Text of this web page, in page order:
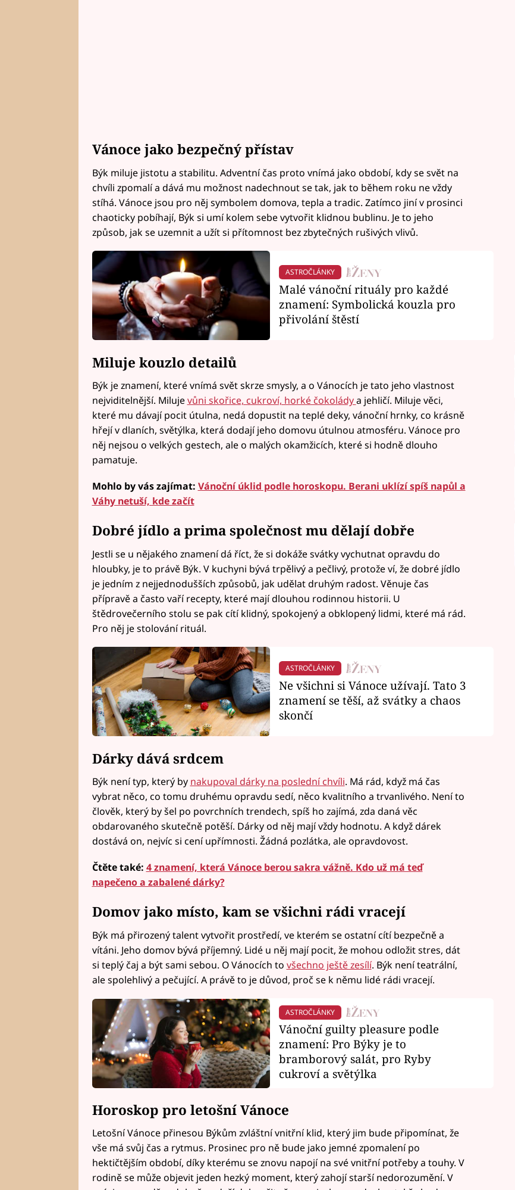
Vánoce jako bezpečný přístav
Býk miluje jistotu a stabilitu. Adventní čas proto vnímá jako období, kdy se svět na
chvíli zpomalí a dává mu možnost nadechnout se tak, jak to během roku ne vždy
stíhá. Vánoce jsou pro něj symbolem domova, tepla a tradic. Zatímco jiní v prosinci
chaoticky pobíhají, Býk si umí kolem sebe vytvořit klidnou bublinu. Je to jeho
způsob, jak se uzemnit a užít si přítomnost bez zbytečných rušivých vlivů.
ASTROČLÁNKY
Malé vánoční rituály pro každé
znamení: Symbolická kouzla pro
přivolání štěstí
Miluje kouzlo detailů
Býk je znamení, které vnímá svět skrze smysly, a o Vánocích je tato jeho vlastnost
nejviditelnější. Milujevůni skořice, cukroví, horké čokoládya jehličí. Miluje věci,
které mu dávají pocit útulna, nedá dopustit na teplé deky, vánoční hrnky, co krásně
hřejí v dlaních, světýlka, která dodají jeho domovu útulnou atmosféru. Vánoce pro
něj nejsou o velkých gestech, ale o malých okamžicích, které si hodně dlouho
pamatuje.
Mohlo by vás zajímat: Vánoční úklid podle horoskopu. Berani uklízí spíš napůl a
Váhy netuší, kde začít
Dobré jídlo a prima společnost mu dělají dobře
Jestli se u nějakého znamení dá říct, že si dokáže svátky vychutnat opravdu do
hloubky, je to právě Býk. V kuchyni bývá trpělivý a pečlivý, protože ví, že dobré jídlo
je jedním z nejjednodušších způsobů, jak udělat druhým radost. Věnuje čas
přípravě a často vaří recepty, které mají dlouhou rodinnou historii. U
štědrovečerního stolu se pak cítí klidný, spokojený a obklopený lidmi, které má rád.
Pro něj je stolování rituál.
ASTROČLÁNKY
Ne všichni si Vánoce užívají. Tato 3
znamení se těší, až svátky a chaos
skončí
Dárky dává srdcem
Býk není typ, který by nakupoval dárky na poslední chvíli. Má rád, když má čas
vybrat něco, co tomu druhému opravdu sedí, něco kvalitního a trvanlivého. Není to
člověk, který by šel po povrchních trendech, spíš ho zajímá, zda daná věc
obdarovaného skutečně potěší. Dárky od něj mají vždy hodnotu. A když dárek
dostává on, nejvíc si cení upřímnosti. Žádná pozlátka, ale opravdovost.
Čtěte také: 4 znamení, která Vánoce berou sakra vážně. Kdo už má teď
napečeno a zabalené dárky?
Domov jako místo, kam se všichni rádi vracejí
Býk má přirozený talent vytvořit prostředí, ve kterém se ostatní cítí bezpečně a
vítáni. Jeho domov bývá příjemný. Lidé u něj mají pocit, že mohou odložit stres, dát
si teplý čaj a být sami sebou. O Vánocích to všechno ještě zesílí. Býk není teatrální,
ale spolehlivý a pečující. A právě to je důvod, proč se k němu lidé rádi vracejí.
ASTROČLÁNKY
Vánoční guilty pleasure podle
znamení: Pro Býky je to
bramborový salát, pro Ryby
cukroví a světýlka
Horoskop pro letošní Vánoce
Letošní Vánoce přinesou Býkům zvláštní vnitřní klid, který jim bude připomínat, že
vše má svůj čas a rytmus. Prosinec pro ně bude jako jemné zpomalení po
hektičtějším období, díky kterému se znovu napojí na své vnitřní potřeby a touhy. V
rodině se může objevit jeden hezký moment, který zahojí starší nedorozumění. V